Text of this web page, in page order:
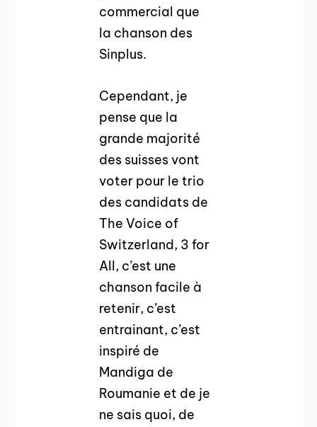
commercial que
la chanson des
Sinplus.
Cependant, je
pense que la
grande majorité
des suisses vont
voter pour le trio
des candidats de
The Voice of
Switzerland, 3 for
All, c’est une
chanson facile à
retenir, c’est
entrainant, c’est
inspiré de
Mandiga de
Roumanie et de je
ne sais quoi, de